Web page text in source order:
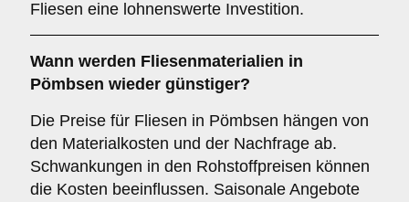
Fliesen eine lohnenswerte Investition.
Wann werden Fliesenmaterialien in
Pömbsen wieder günstiger?
Die Preise für Fliesen in Pömbsen hängen von
den Materialkosten und der Nachfrage ab.
Schwankungen in den Rohstoffpreisen können
die Kosten beeinflussen. Saisonale Angebote